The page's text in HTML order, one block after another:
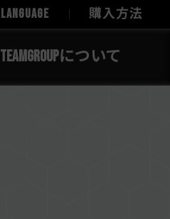
LANGUAGE 購入方法
TEAMGROUPについて